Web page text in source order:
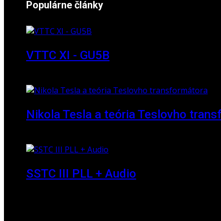
Populárne články
VTTC XI - GU5B
Nikola Tesla a teória Teslovho
SSTC III PLL + Audio